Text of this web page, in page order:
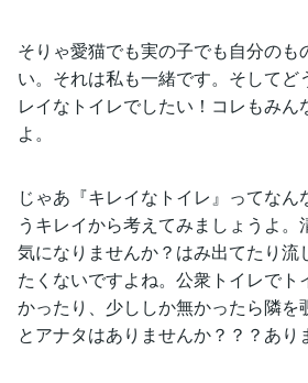
そりゃ愛猫でも実の子でも自分のも
い。それは私も一緒です。そしてど
レイなトイレでしたい！コレもみん
よ。
じゃあ『キレイなトイレ』ってな
うキレイから考えてみましょうよ
気になりませんか？はみ出てたり流
たくないですよね。公衆トイレでト
かったり、少ししか無かったら隣を
とアナタはありませんか？？？あり